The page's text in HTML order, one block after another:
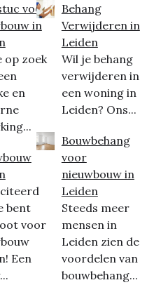
voor
in
op zoek
en
bent
voor
Een
Behang
Verwijderen in
Leiden
Wil je behang
verwijderen in
een woning in
Leiden? Ons...
Bouwbehang
voor
nieuwbouw in
Leiden
Steeds meer
mensen in
Leiden zien de
voordelen van
bouwbehang...